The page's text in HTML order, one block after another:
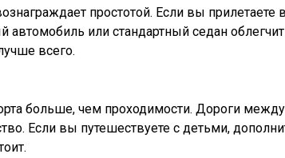
простотой. Если вы прилетаете
или стандартный седан
всего.
больше, чем проходимости. Дороги
Если вы путешествуете с детьми,